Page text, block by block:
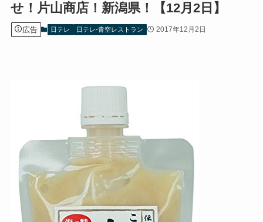
せ！片山商店！新潟県！【12月2日】
広告 日テレ 日テレ-青空レストラン 2017年12月2日